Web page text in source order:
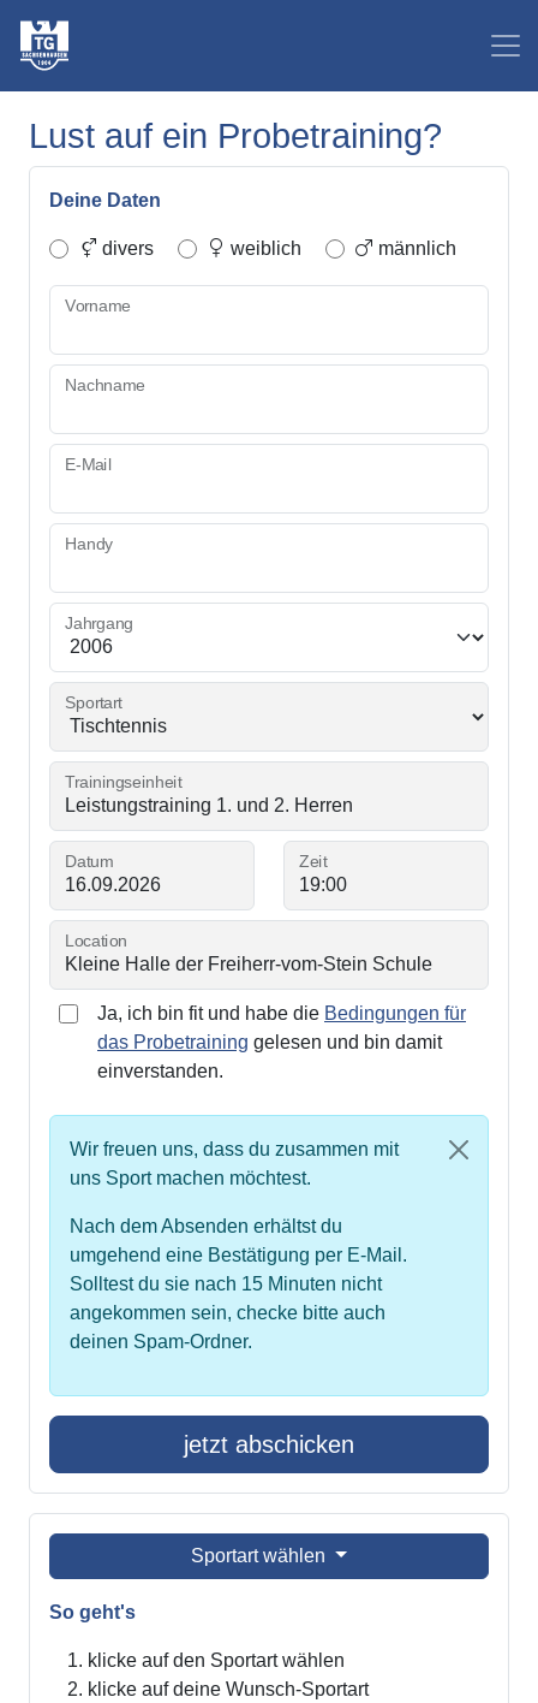
Lust auf ein Probetraining?
Deine Daten
divers weiblich männlich
Vorname
Nachname
E-Mail
Handy
Jahrgang
Sportart
Trainingseinheit
Datum Zeit
Location
Ja, ich bin fit und habe die Bedingungen für
das Probetraining gelesen und bin damit
einverstanden.
Wir freuen uns, dass du zusammen mit
uns Sport machen möchtest.
Nach dem Absenden erhältst du
umgehend eine Bestätigung per E-Mail.
Solltest du sie nach 15 Minuten nicht
angekommen sein, checke bitte auch
deinen Spam-Ordner.
jetzt abschicken
Sportart wählen
So geht's
klicke auf den Sportart wählen
klicke auf deine Wunsch-Sportart